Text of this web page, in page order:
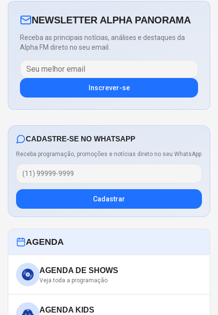
NEWSLETTER ALPHA PANORAMA
Receba as principais notícias, análises e destaques da
Alpha FM direto no seu email.
Inscrever-se
CADASTRE-SE NO WHATSAPP
Receba programação, promoções e notícias direto no seu WhatsApp
Cadastrar
AGENDA
AGENDA DE SHOWS
Veja toda a programação
AGENDA KIDS